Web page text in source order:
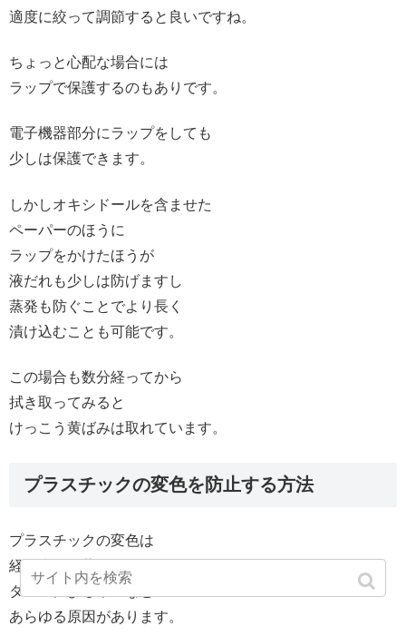
適度に絞って調節すると良いですね。
ちょっと心配な場合には
ラップで保護するのもありです。
電子機器部分にラップをしても
少しは保護できます。
しかしオキシドールを含ませた
ペーパーのほうに
ラップをかけたほうが
液だれも少しは防げますし
蒸発も防ぐことでより長く
漬け込むことも可能です。
この場合も数分経ってから
拭き取ってみると
けっこう黄ばみは取れています。
プラスチックの変色を防止する方法
プラスチックの変色は
経年劣化や紫外線による日焼け
タバコによるヤニなど
あらゆる原因があります。